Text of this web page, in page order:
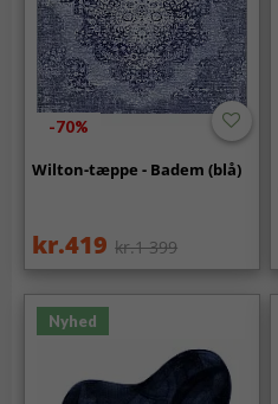
-70%
Wilton-tæppe - Badem (blå)
kr.419 kr.1 399
Nyhed